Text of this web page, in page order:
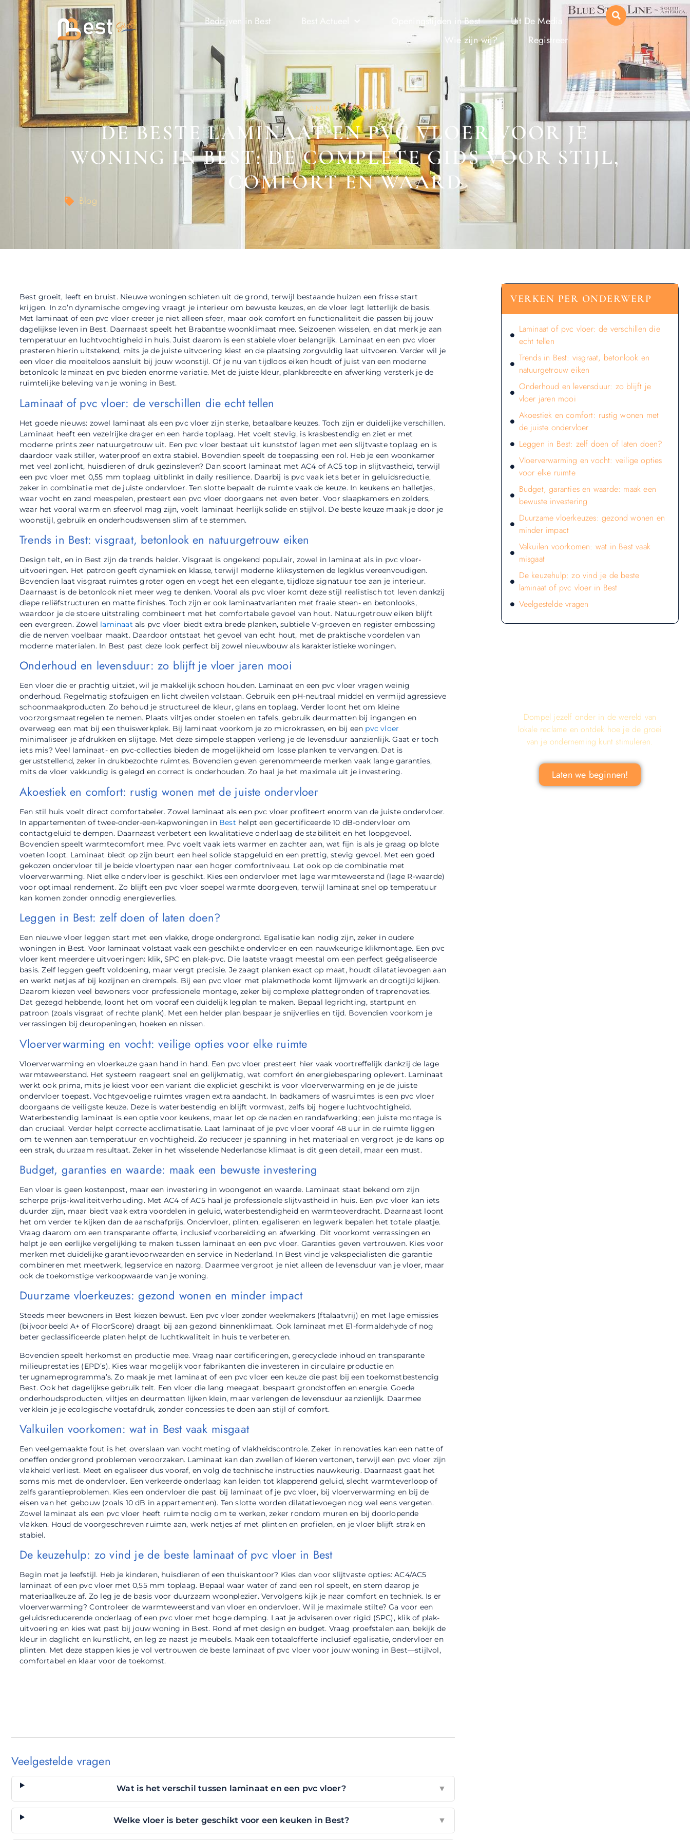
Bedrijven in Best Best Actueel Openingstijden in Best
Uit De Media
Wie zijn wij?
Registreer
JANUARI 5, 2026
DE BESTE LAMINAAT EN PVC VLOER VOOR JE
WONING IN BEST: DE COMPLETE GIDS VOOR STIJL,
COMFORT EN WAARD
Blog
Best groeit, leeft en bruist. Nieuwe woningen schieten uit de grond, terwijl bestaande huizen een frisse start
krijgen. In zo’n dynamische omgeving vraagt je interieur om bewuste keuzes, en de vloer legt letterlijk de basis.
Met laminaat of een pvc vloer creëer je niet alleen sfeer, maar ook comfort en functionaliteit die passen bij jouw
dagelijkse leven in Best. Daarnaast speelt het Brabantse woonklimaat mee. Seizoenen wisselen, en dat merk je aan
temperatuur en luchtvochtigheid in huis. Juist daarom is een stabiele vloer belangrijk. Laminaat en een pvc vloer
presteren hierin uitstekend, mits je de juiste uitvoering kiest en de plaatsing zorgvuldig laat uitvoeren. Verder wil je
een vloer die moeiteloos aansluit bij jouw woonstijl. Of je nu van tijdloos eiken houdt of juist van een moderne
betonlook: laminaat en pvc bieden enorme variatie. Met de juiste kleur, plankbreedte en afwerking versterk je de
ruimtelijke beleving van je woning in Best.
Laminaat of pvc vloer: de verschillen die echt tellen
Het goede nieuws: zowel laminaat als een pvc vloer zijn sterke, betaalbare keuzes. Toch zijn er duidelijke verschillen.
Laminaat heeft een vezelrijke drager en een harde toplaag. Het voelt stevig, is krasbestendig en ziet er met
moderne prints zeer natuurgetrouw uit. Een pvc vloer bestaat uit kunststof lagen met een slijtvaste toplaag en is
daardoor vaak stiller, waterproof en extra stabiel. Bovendien speelt de toepassing een rol. Heb je een woonkamer
met veel zonlicht, huisdieren of druk gezinsleven? Dan scoort laminaat met AC4 of AC5 top in slijtvastheid, terwijl
een pvc vloer met 0,55 mm toplaag uitblinkt in daily resilience. Daarbij is pvc vaak iets beter in geluidsreductie,
zeker in combinatie met de juiste ondervloer. Ten slotte bepaalt de ruimte vaak de keuze. In keukens en halletjes,
waar vocht en zand meespelen, presteert een pvc vloer doorgaans net even beter. Voor slaapkamers en zolders,
waar het vooral warm en sfeervol mag zijn, voelt laminaat heerlijk solide en stijlvol. De beste keuze maak je door je
woonstijl, gebruik en onderhoudswensen slim af te stemmen.
Trends in Best: visgraat, betonlook en natuurgetrouw eiken
Design telt, en in Best zijn de trends helder. Visgraat is ongekend populair, zowel in laminaat als in pvc vloer-
uitvoeringen. Het patroon geeft dynamiek en klasse, terwijl moderne kliksystemen de legklus vereenvoudigen.
Bovendien laat visgraat ruimtes groter ogen en voegt het een elegante, tijdloze signatuur toe aan je interieur.
Daarnaast is de betonlook niet meer weg te denken. Vooral als pvc vloer komt deze stijl realistisch tot leven dankzij
diepe reliëfstructuren en matte finishes. Toch zijn er ook laminaatvarianten met fraaie steen- en betonlooks,
waardoor je de stoere uitstraling combineert met het comfortabele gevoel van hout. Natuurgetrouw eiken blijft
een evergreen. Zowel laminaat als pvc vloer biedt extra brede planken, subtiele V-groeven en register embossing
die de nerven voelbaar maakt. Daardoor ontstaat het gevoel van echt hout, met de praktische voordelen van
moderne materialen. In Best past deze look perfect bij zowel nieuwbouw als karakteristieke woningen.
Onderhoud en levensduur: zo blijft je vloer jaren mooi
Een vloer die er prachtig uitziet, wil je makkelijk schoon houden. Laminaat en een pvc vloer vragen weinig
onderhoud. Regelmatig stofzuigen en licht dweilen volstaan. Gebruik een pH-neutraal middel en vermijd agressieve
schoonmaakproducten. Zo behoud je structureel de kleur, glans en toplaag. Verder loont het om kleine
voorzorgsmaatregelen te nemen. Plaats viltjes onder stoelen en tafels, gebruik deurmatten bij ingangen en
overweeg een mat bij een thuiswerkplek. Bij laminaat voorkom je zo microkrassen, en bij een pvc vloer
minimaliseer je afdrukken en slijtage. Met deze simpele stappen verleng je de levensduur aanzienlijk. Gaat er toch
iets mis? Veel laminaat- en pvc-collecties bieden de mogelijkheid om losse planken te vervangen. Dat is
geruststellend, zeker in drukbezochte ruimtes. Bovendien geven gerenommeerde merken vaak lange garanties,
mits de vloer vakkundig is gelegd en correct is onderhouden. Zo haal je het maximale uit je investering.
Akoestiek en comfort: rustig wonen met de juiste ondervloer
Een stil huis voelt direct comfortabeler. Zowel laminaat als een pvc vloer profiteert enorm van de juiste ondervloer.
In appartementen of twee-onder-een-kapwoningen in Best helpt een gecertificeerde 10 dB-ondervloer om
contactgeluid te dempen. Daarnaast verbetert een kwalitatieve onderlaag de stabiliteit en het loopgevoel.
Bovendien speelt warmtecomfort mee. Pvc voelt vaak iets warmer en zachter aan, wat fijn is als je graag op blote
voeten loopt. Laminaat biedt op zijn beurt een heel solide stapgeluid en een prettig, stevig gevoel. Met een goed
gekozen ondervloer til je beide vloertypen naar een hoger comfortniveau. Let ook op de combinatie met
vloerverwarming. Niet elke ondervloer is geschikt. Kies een ondervloer met lage warmteweerstand (lage R-waarde)
voor optimaal rendement. Zo blijft een pvc vloer soepel warmte doorgeven, terwijl laminaat snel op temperatuur
kan komen zonder onnodig energieverlies.
Leggen in Best: zelf doen of laten doen?
Een nieuwe vloer leggen start met een vlakke, droge ondergrond. Egalisatie kan nodig zijn, zeker in oudere
woningen in Best. Voor laminaat volstaat vaak een geschikte ondervloer en een nauwkeurige klikmontage. Een pvc
vloer kent meerdere uitvoeringen: klik, SPC en plak-pvc. Die laatste vraagt meestal om een perfect geëgaliseerde
basis. Zelf leggen geeft voldoening, maar vergt precisie. Je zaagt planken exact op maat, houdt dilatatievoegen aan
en werkt netjes af bij kozijnen en drempels. Bij een pvc vloer met plakmethode komt lijmwerk en droogtijd kijken.
Daarom kiezen veel bewoners voor professionele montage, zeker bij complexe plattegronden of traprenovaties.
Dat gezegd hebbende, loont het om vooraf een duidelijk legplan te maken. Bepaal legrichting, startpunt en
patroon (zoals visgraat of rechte plank). Met een helder plan bespaar je snijverlies en tijd. Bovendien voorkom je
verrassingen bij deuropeningen, hoeken en nissen.
Vloerverwarming en vocht: veilige opties voor elke ruimte
Vloerverwarming en vloerkeuze gaan hand in hand. Een pvc vloer presteert hier vaak voortreffelijk dankzij de lage
warmteweerstand. Het systeem reageert snel en gelijkmatig, wat comfort én energiebesparing oplevert. Laminaat
werkt ook prima, mits je kiest voor een variant die expliciet geschikt is voor vloerverwarming en je de juiste
ondervloer toepast. Vochtgevoelige ruimtes vragen extra aandacht. In badkamers of wasruimtes is een pvc vloer
doorgaans de veiligste keuze. Deze is waterbestendig en blijft vormvast, zelfs bij hogere luchtvochtigheid.
Waterbestendig laminaat is een optie voor keukens, maar let op de naden en randafwerking; een juiste montage is
dan cruciaal. Verder helpt correcte acclimatisatie. Laat laminaat of je pvc vloer vooraf 48 uur in de ruimte liggen
om te wennen aan temperatuur en vochtigheid. Zo reduceer je spanning in het materiaal en vergroot je de kans op
een strak, duurzaam resultaat. Zeker in het wisselende Nederlandse klimaat is dit geen detail, maar een must.
Budget, garanties en waarde: maak een bewuste investering
Een vloer is geen kostenpost, maar een investering in woongenot en waarde. Laminaat staat bekend om zijn
scherpe prijs-kwaliteitverhouding. Met AC4 of AC5 haal je professionele slijtvastheid in huis. Een pvc vloer kan iets
duurder zijn, maar biedt vaak extra voordelen in geluid, waterbestendigheid en warmteoverdracht. Daarnaast loont
het om verder te kijken dan de aanschafprijs. Ondervloer, plinten, egaliseren en legwerk bepalen het totale plaatje.
Vraag daarom om een transparante offerte, inclusief voorbereiding en afwerking. Dit voorkomt verrassingen en
helpt je een eerlijke vergelijking te maken tussen laminaat en een pvc vloer. Garanties geven vertrouwen. Kies voor
merken met duidelijke garantievoorwaarden en service in Nederland. In Best vind je vakspecialisten die garantie
combineren met meetwerk, legservice en nazorg. Daarmee vergroot je niet alleen de levensduur van je vloer, maar
ook de toekomstige verkoopwaarde van je woning.
Duurzame vloerkeuzes: gezond wonen en minder impact
Steeds meer bewoners in Best kiezen bewust. Een pvc vloer zonder weekmakers (ftalaatvrij) en met lage emissies
(bijvoorbeeld A+ of FloorScore) draagt bij aan gezond binnenklimaat. Ook laminaat met E1-formaldehyde of nog
beter geclassificeerde platen helpt de luchtkwaliteit in huis te verbeteren.
Bovendien speelt herkomst en productie mee. Vraag naar certificeringen, gerecyclede inhoud en transparante
milieuprestaties (EPD’s). Kies waar mogelijk voor fabrikanten die investeren in circulaire productie en
terugnameprogramma’s. Zo maak je met laminaat of een pvc vloer een keuze die past bij een toekomstbestendig
Best. Ook het dagelijkse gebruik telt. Een vloer die lang meegaat, bespaart grondstoffen en energie. Goede
onderhoudsproducten, viltjes en deurmatten lijken klein, maar verlengen de levensduur aanzienlijk. Daarmee
verklein je je ecologische voetafdruk, zonder concessies te doen aan stijl of comfort.
Valkuilen voorkomen: wat in Best vaak misgaat
Een veelgemaakte fout is het overslaan van vochtmeting of vlakheidscontrole. Zeker in renovaties kan een natte of
oneffen ondergrond problemen veroorzaken. Laminaat kan dan zwellen of kieren vertonen, terwijl een pvc vloer zijn
vlakheid verliest. Meet en egaliseer dus vooraf, en volg de technische instructies nauwkeurig. Daarnaast gaat het
soms mis met de ondervloer. Een verkeerde onderlaag kan leiden tot klapperend geluid, slecht warmteverloop of
zelfs garantieproblemen. Kies een ondervloer die past bij laminaat of je pvc vloer, bij vloerverwarming en bij de
eisen van het gebouw (zoals 10 dB in appartementen). Ten slotte worden dilatatievoegen nog wel eens vergeten.
Zowel laminaat als een pvc vloer heeft ruimte nodig om te werken, zeker rondom muren en bij doorlopende
vlakken. Houd de voorgeschreven ruimte aan, werk netjes af met plinten en profielen, en je vloer blijft strak en
stabiel.
De keuzehulp: zo vind je de beste laminaat of pvc vloer in Best
Begin met je leefstijl. Heb je kinderen, huisdieren of een thuiskantoor? Kies dan voor slijtvaste opties: AC4/AC5
laminaat of een pvc vloer met 0,55 mm toplaag. Bepaal waar water of zand een rol speelt, en stem daarop je
materiaalkeuze af. Zo leg je de basis voor duurzaam woonplezier. Vervolgens kijk je naar comfort en techniek. Is er
vloerverwarming? Controleer de warmteweerstand van vloer en ondervloer. Wil je maximale stilte? Ga voor een
geluidsreducerende onderlaag of een pvc vloer met hoge demping. Laat je adviseren over rigid (SPC), klik of plak-
uitvoering en kies wat past bij jouw woning in Best. Rond af met design en budget. Vraag proefstalen aan, bekijk de
kleur in daglicht en kunstlicht, en leg ze naast je meubels. Maak een totaalofferte inclusief egalisatie, ondervloer en
plinten. Met deze stappen kies je vol vertrouwen de beste laminaat of pvc vloer voor jouw woning in Best—stijlvol,
comfortabel en klaar voor de toekomst.
Veelgestelde vragen
Wat is het verschil tussen laminaat en een pvc vloer? ▼
Welke vloer is beter geschikt voor een keuken in Best? ▼
VERKEN PER ONDERWERP
Laminaat of pvc vloer: de verschillen die
echt tellen
Trends in Best: visgraat, betonlook en
natuurgetrouw eiken
Onderhoud en levensduur: zo blijft je
vloer jaren mooi
Akoestiek en comfort: rustig wonen met
de juiste ondervloer
Leggen in Best: zelf doen of laten doen?
Vloerverwarming en vocht: veilige opties
voor elke ruimte
Budget, garanties en waarde: maak een
bewuste investering
Duurzame vloerkeuzes: gezond wonen en
minder impact
Valkuilen voorkomen: wat in Best vaak
misgaat
De keuzehulp: zo vind je de beste
laminaat of pvc vloer in Best
Veelgestelde vragen
Dompel jezelf onder in de wereld van
lokale reclame en ontdek hoe je de groei
van je onderneming kunt stimuleren.
Laten we beginnen!